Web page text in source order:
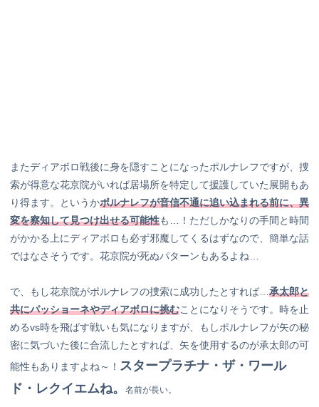
またディアボロ戦後に身を隠すことになったポルナレフですが、捜
索が得意な花京院がいれば居場所を特定して援護していた展開もあ
り得ます。というかポルナレフが音信不通に追い込まれる前に、異
変を察知して見つけ出せる可能性も…！ただしかなりの手間と時間
がかかる上にディアボロも必ず邪魔してくるはずなので、簡単な話
ではなさそうです。花京院が死ぬパターンもあるよね…
で、もし花京院がポルナレフの捜索に成功したとすれば… 承太郎と
共にパッショーネやディアボロに挑むことになりそうです。時を止
めるvs時を飛ばす戦いも気になりますが、もしポルナレフが矢の秘
密に気づいた後に合流したとすれば、矢を使用するのが承太郎の可
能性もありますよね～！ スタープラチナ・ザ・ワール
ド・レクイエムね。
名前が長い。